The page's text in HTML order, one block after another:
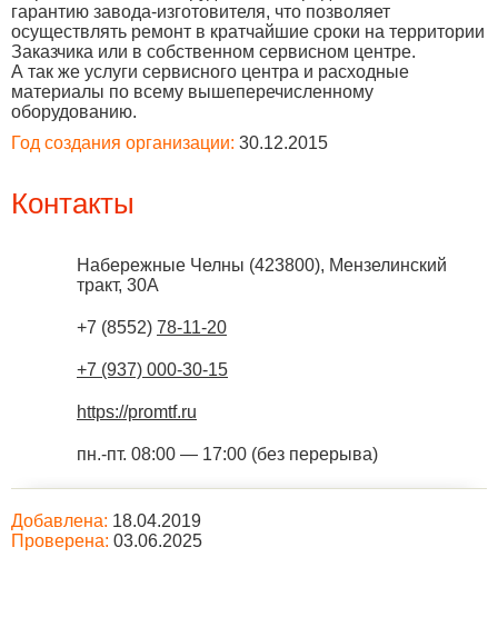
гарантию завода-изготовителя, что позволяет
осуществлять ремонт в кратчайшие сроки на территории
Заказчика или в собственном сервисном центре.
А так же услуги сервисного центра и расходные
материалы по всему вышеперечисленному
оборудованию.
Год создания организации: 30.12.2015
Контакты
Набережные Челны (423800), Мензелинский
тракт, 30А
+7 (8552) 78-11-20
+7 (937) 000-30-15
https://promtf.ru
пн.-пт. 08:00 — 17:00 (без перерыва)
Добавлена: 18.04.2019
Проверена: 03.06.2025